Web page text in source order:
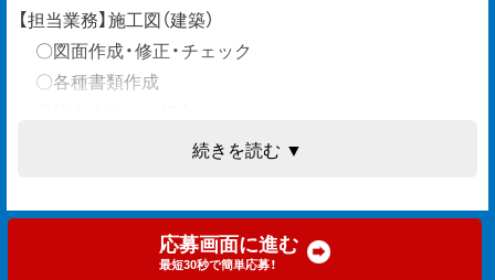
【担当業務】施工図（建築）
〇図面作成・修正・チェック
〇各種書類作成
〇設計者・現場との調整業務
東京都千代田区/霞ケ関駅
駅から徒歩圏内です。
続きを読む ▼
応募画面に進む
最短30秒で簡単応募！